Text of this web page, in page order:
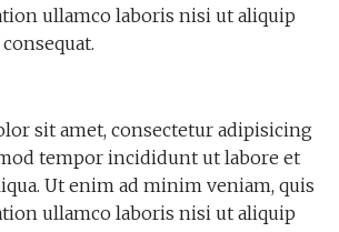
ullamco laboris nisi ut aliquip
sit amet, consectetur adipisicing
tempor incididunt ut labore et
Ut enim ad minim veniam, quis
ullamco laboris nisi ut aliquip